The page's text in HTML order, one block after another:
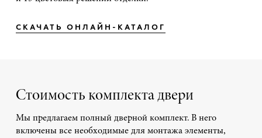
СКАЧАТЬ ОНЛАЙН-КАТАЛОГ
Стоимость комплекта двери
Мы предлагаем полный дверной комплект. В него
включены все необходимые для монтажа элементы,